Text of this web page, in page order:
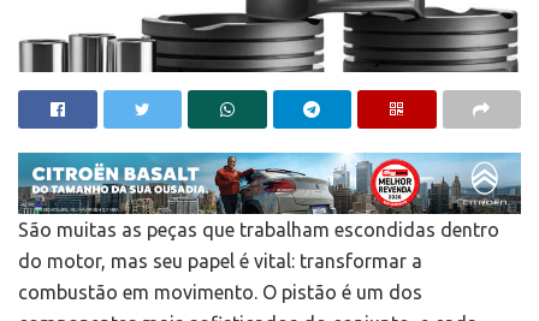
São muitas as peças que trabalham escondidas dentro
do motor, mas seu papel é vital: transformar a
combustão em movimento. O pistão é um dos